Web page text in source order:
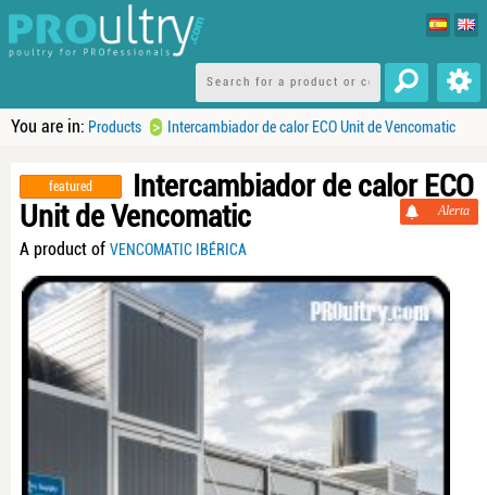
You are in: Products > Intercambiador de calor ECO Unit de Vencomatic
featured
Intercambiador de calor ECO
Unit de Vencomatic
Alerta
A product of VENCOMATIC IBÉRICA